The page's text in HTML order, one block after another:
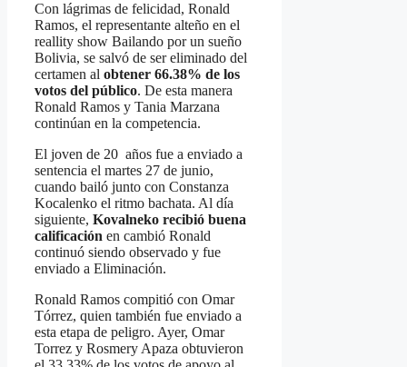
Con lágrimas de felicidad, Ronald
Ramos, el representante alteño en el
reallity show Bailando por un sueño
Bolivia, se salvó de ser eliminado del
certamen al obtener 66.38% de los
votos del público. De esta manera
Ronald Ramos y Tania Marzana
continúan en la competencia.
El joven de 20 años fue a enviado a
sentencia el martes 27 de junio,
cuando bailó junto con Constanza
Kocalenko el ritmo bachata. Al día
siguiente, Kovalneko recibió buena
calificación en cambió Ronald
continuó siendo observado y fue
enviado a Eliminación.
Ronald Ramos compitió con Omar
Tórrez, quien también fue enviado a
esta etapa de peligro. Ayer, Omar
Torrez y Rosmery Apaza obtuvieron